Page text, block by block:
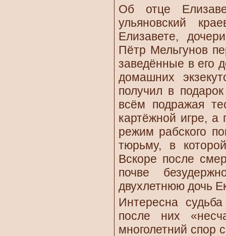
Об отце
ульяновский
Елизавете,
Пётр Мельгунов
заведённые в его
домашних
получил в
всём подражая
картёжной игре,
режим рабского
тюрьму, в
Вскоре после
почве
двухлетнюю дочь
Интересна
после них
многолетний спор